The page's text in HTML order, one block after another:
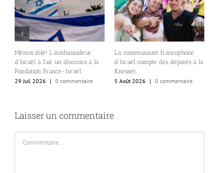
Mémorable! L’Ambassadeur
d’Israël à fait un discours à la
Fondation France-Israël
29 Juil 2026
| 0 commentaire
La communauté francophone
d’Israël compte des députés à la
Knesset.
5 Août 2026
| 0 commentaire
Laisser un commentaire